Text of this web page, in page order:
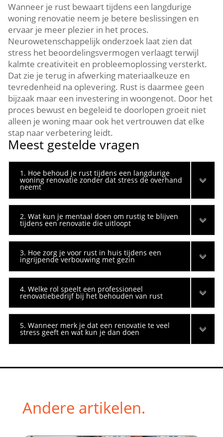
Wanneer je rust bewaart tijdens een langdurige
woning renovatie neem je betere beslissingen en
ervaar je meer plezier in het proces.​
Neurowetenschappelijk onderzoek laat zien dat
stress het beoordelingsvermogen verlaagt terwijl
kalmte creativiteit en probleemoplossing versterkt.​
Dat zie je terug in afwerking materiaalkeuze en
tevredenheid na oplevering.​ Rust is daarmee geen
bijzaak maar een investering in woongenot.​ Door het
proces bewust en begeleid te doorlopen groeit niet
alleen je woning maar ook het vertrouwen dat elke
stap naar verbetering leidt.​
Meest gestelde vragen
1. Hoe behoud je rust tijdens een langdurige
woning renovatie zonder dat stress de overhand
neemt
2. Wat kun je mentaal doen om rustig te blijven
tijdens een renovatie die uitloopt
3. Hoe zorg je voor rust in huis tijdens een
ingrijpende verbouwing met gezin
4. Welke rol speelt een professioneel
renovatiebedrijf bij het behouden van rust
5. Wanneer merk je dat een renovatie te veel
stress geeft en wat kun je dan doen
Andere artikelen.